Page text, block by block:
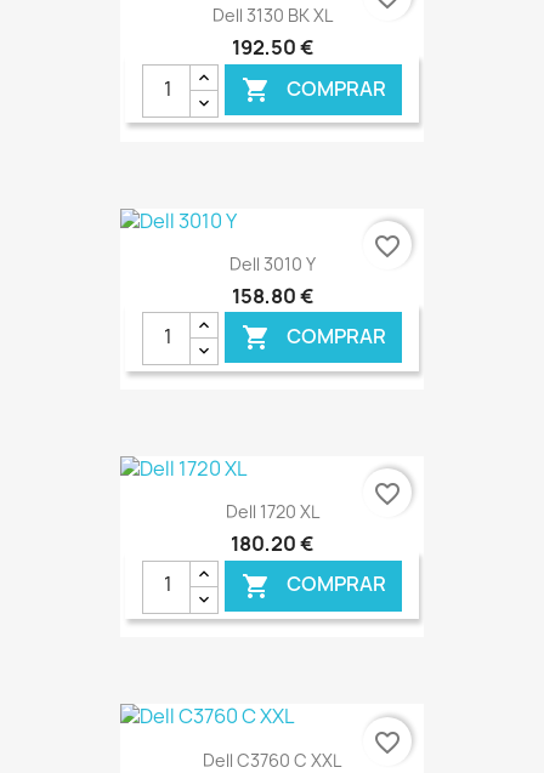
Dell 3130 BK XL
192,50 €
 COMPRAR
€ ONLINE
Dell 3010 Y
158,80 €
 COMPRAR
€ ONLINE
favorite_border
Dell 1720 XL
180,20 €
 COMPRAR
€ ONLINE
favorite_border
Dell C3760 C XXL
favorite_border